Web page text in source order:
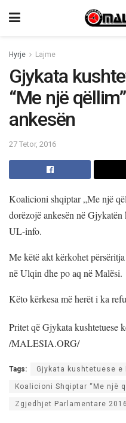
Hyrje Lajme
Gjykata
“Me një
ankesën
27 Tetor, 2016
Koalicioni shqiptar „Me një
dorëzojë ankesën në
UL-info.
Me këtë akt kërkohet
në Ulqin dhe po aq në Malësi.
Këto kërkesa më herët i ka
Pritet që Gjykata kushtetuese
/MALESIA.ORG/
Tags: Gjykata kushtetuese e
Koalicioni Shqiptar “Me një
Zgjedhjet Parlamentare 2016